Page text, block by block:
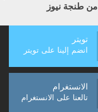
من طنجة نيوز
تويتر
انضم إلينا على تويتر
الانستغرام
تالعنا على الانستغرام